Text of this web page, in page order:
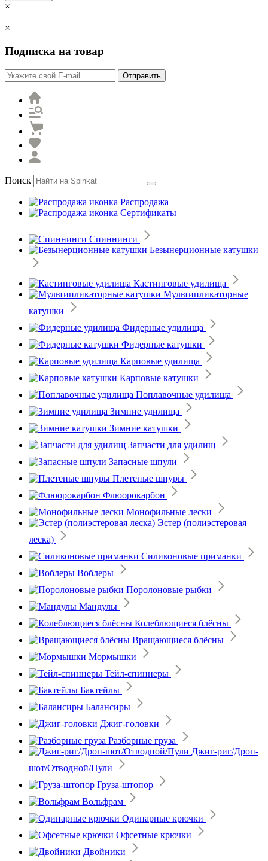
×
×
Подписка на товар
Отправить
Поиск
Распродажа
Сертификаты
Спиннинги
Безынерционные катушки
Кастинговые удилища
Мультипликаторные
катушки
Фидерные удилища
Фидерные катушки
Карповые удилища
Карповые катушки
Поплавочные удилища
Зимние удилища
Зимние катушки
Запчасти для удилищ
Запасные шпули
Плетеные шнуры
Флюорокарбон
Монофильные лески
Эстер (полиэстеровая
леска)
Силиконовые приманки
Воблеры
Поролоновые рыбки
Мандулы
Колеблющиеся блёсны
Вращающиеся блёсны
Мормышки
Тейл-спиннеры
Бактейлы
Балансиры
Джиг-головки
Разборные груза
Джиг-риг/Дроп-
шот/Отводной/Пули
Груза-штопор
Вольфрам
Одинарные крючки
Офсетные крючки
Двойники